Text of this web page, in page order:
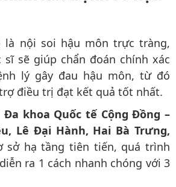
là nội soi hậu môn trực tràng,
sĩ sẽ giúp chẩn đoán chính xác
lý gây đau hậu môn, từ đó
điều trị đạt kết quả tốt nhất.
Đa khoa Quốc tế Cộng Đồng –
Lê Đại Hành, Hai Bà Trưng,
sở hạ tầng tiên tiến, quá trình
ra 1 cách nhanh chóng với 3